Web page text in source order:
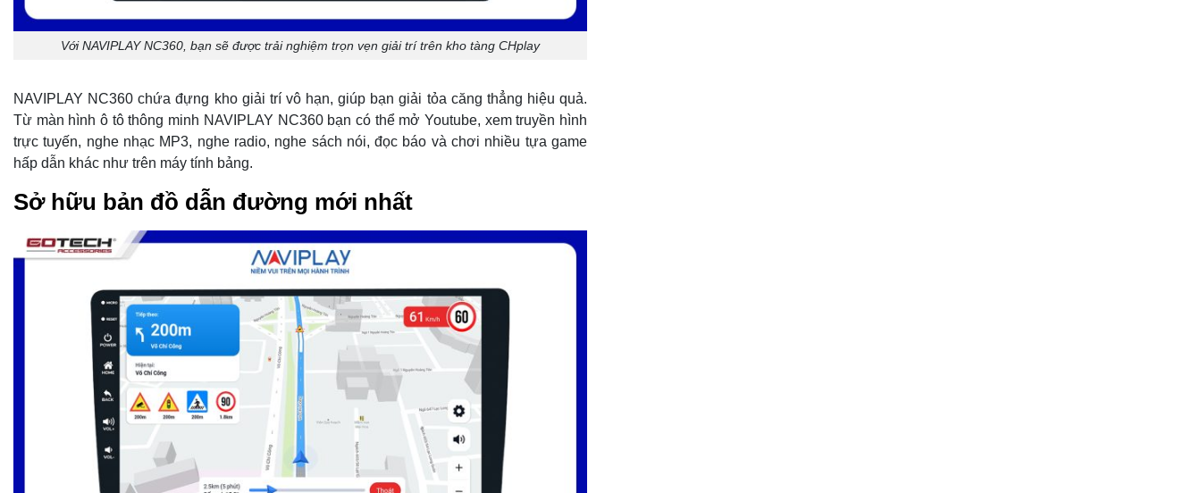
Với NAVIPLAY NC360, bạn sẽ được trải nghiệm trọn vẹn giải trí trên kho tàng CHplay
NAVIPLAY NC360 chứa đựng kho giải trí vô hạn, giúp bạn giải tỏa căng thẳng hiệu quả.
Từ màn hình ô tô thông minh NAVIPLAY NC360 bạn có thể mở Youtube, xem truyền hình
trực tuyến, nghe nhạc MP3, nghe radio, nghe sách nói, đọc báo và chơi nhiều tựa game
hấp dẫn khác như trên máy tính bảng.
Sở hữu bản đồ dẫn đường mới nhất